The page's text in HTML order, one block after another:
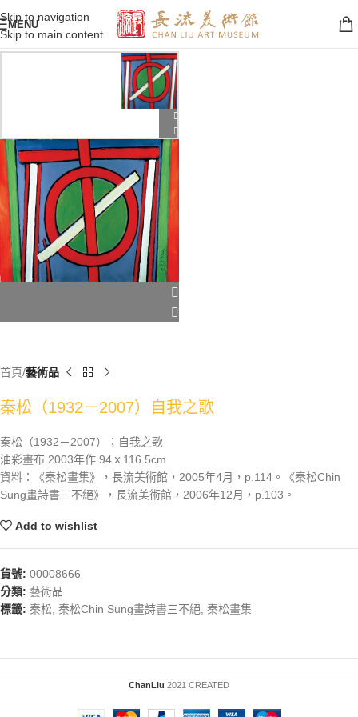
Skip to navigation
Skip to main content
MENU
首頁 藝術品
秦松（1932－2007）自我之歌
秦松（1932－2007）；自我之歌
油彩畫布 2003年作 94ｘ116.5cm
資料：《秦松畫集》，長流美術館，2005年4月，p.114。《秦松Chin
Sung畫詩書三不絕》，長流美術館，2006年12月，p.103。
Add to wishlist
貨號: 00008666
分類: 藝術品
標籤: 秦松, 秦松Chin Sung畫詩書三不絕, 秦松畫集
ChanLiu 2021 CREATED